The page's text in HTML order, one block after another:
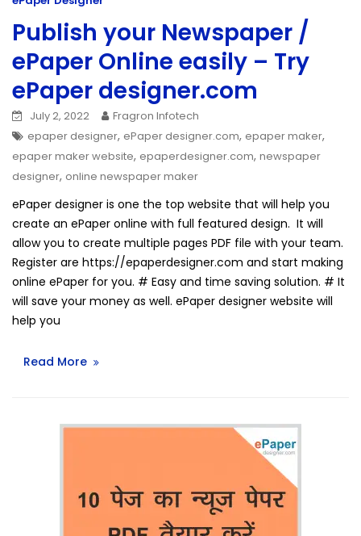
Publish your Newspaper /
ePaper Online easily – Try
ePaper designer.com
July 2, 2022
Fragron Infotech
epaper designer, ePaper designer.com, epaper maker,
epaper maker website, epaperdesigner.com, newspaper
designer, online newspaper maker
ePaper designer is one the top website that will help you
create an ePaper online with full featured design. It will
allow you to create multiple pages PDF file with your team.
Register are https://epaperdesigner.com and start making
online ePaper for you. # Easy and time saving solution. # It
will save your money as well. ePaper designer website will
help you
Read More